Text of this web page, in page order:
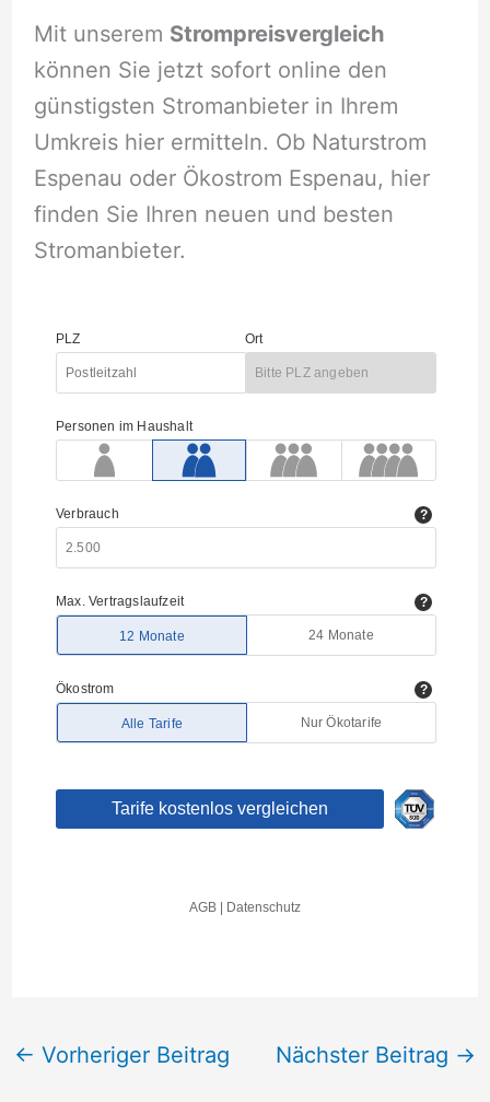
Mit unserem Strompreisvergleich
können Sie jetzt sofort online den
günstigsten Stromanbieter in Ihrem
Umkreis hier ermitteln. Ob Naturstrom
Espenau oder Ökostrom Espenau, hier
finden Sie Ihren neuen und besten
Stromanbieter.
← Vorheriger Beitrag Nächster Beitrag →